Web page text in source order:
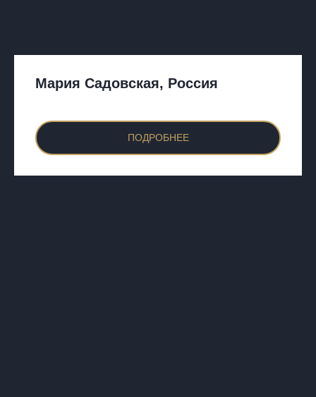
Мария Садовская, Россия
ПОДРОБНЕЕ